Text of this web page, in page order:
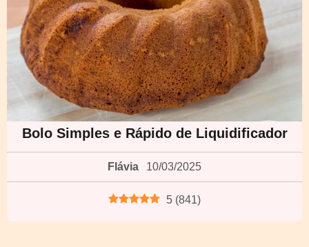
Bolo Simples e Rápido de Liquidificador
Flávia 10/03/2025
5 (841)